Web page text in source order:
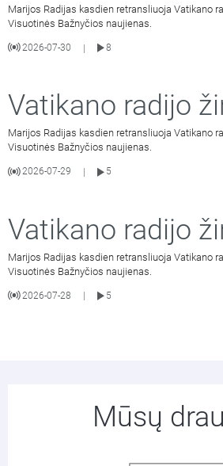
Marijos Radijas kasdien retransliuoja Vatikano
Visuotinės Bažnyčios naujienas.
2026-07-30 |
8
Vatikano radijo
Marijos Radijas kasdien retransliuoja Vatikano
Visuotinės Bažnyčios naujienas.
2026-07-29
5
Vatikano radijo
Marijos Radijas kasdien retransliuoja Vatikano
Visuotinės Bažnyčios naujienas.
2026-07-28 5
Mūsų